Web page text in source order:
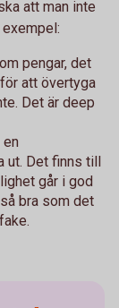
att man inte
pengar, det
att övertyga
Det är deep
ut. Det finns till
går i god
bra som det